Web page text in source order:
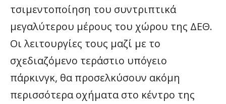
τσιμεντοποίηση του συντριπτικά
μεγαλύτερου μέρους του χώρου της ΔΕΘ.
Οι λειτουργίες τους μαζί με το
σχεδιαζόμενο τεράστιο υπόγειο
πάρκινγκ, θα προσελκύσουν ακόμη
περισσότερα οχήματα στο κέντρο της